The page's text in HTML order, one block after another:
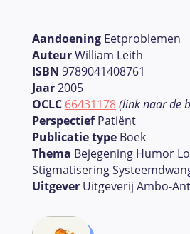
Aandoening Eetproblemen
AuteurWilliam Leith
ISBN 9789041408761
Jaar2005
OCLC 66431178(link naar de
PerspectiefPatiënt
Publicatie type Boek
Thema Bejegening Humor
Stigmatisering
Uitgever Uitgeverij Ambo-